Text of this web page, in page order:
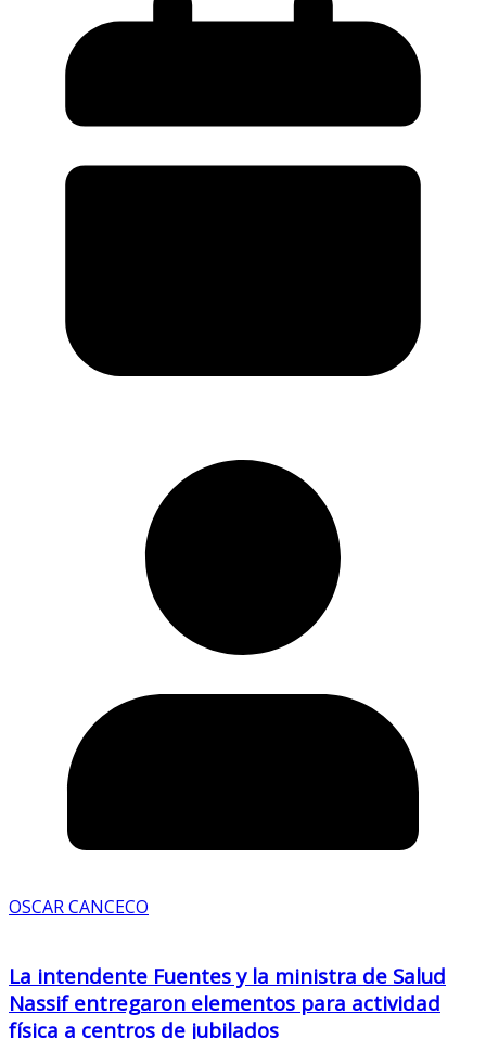
OSCAR CANCECO
La intendente Fuentes y la ministra de Salud
Nassif entregaron elementos para actividad
física a centros de jubilados